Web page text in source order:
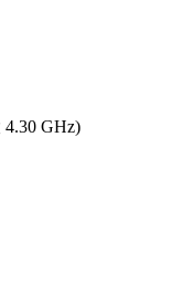
GHz)